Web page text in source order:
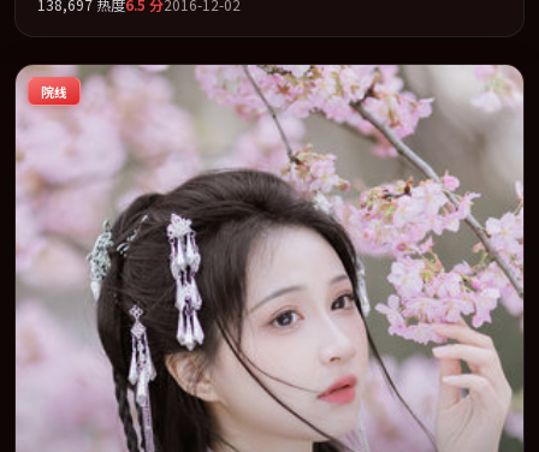
骨架，在叙事、表演与视听上力求统一。定于 2016-07-14 在内地院
线及主流平台同步亮相，2016 年度话题片中口碑稳健，适合喜欢强
情节与人物弧光的观众完整观看。
138,697 热度6.5 分2016-12-02
院线